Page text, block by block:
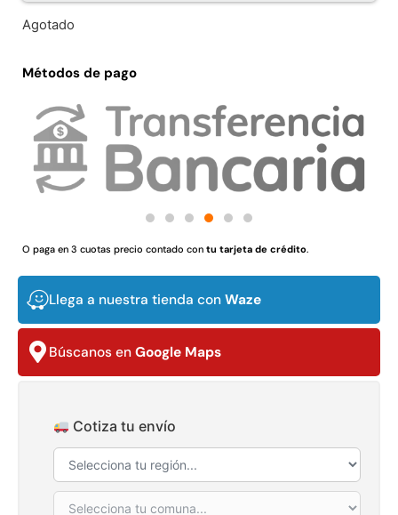
Agotado
Métodos de pago
O paga en 3 cuotas precio contado con tu tarjeta de crédito.
Llega a nuestra tienda con Waze
Búscanos en Google Maps
Cotiza tu envío
Juego Modular 02
37%
Juego Modular 03
Agregar al carrito
Pasto sintético ornamental